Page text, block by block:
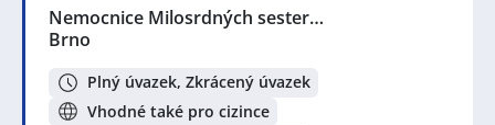
Nemocnice Milosrdných sester…
Brno
Plný úvazek, Zkrácený úvazek
Vhodné také pro cizince